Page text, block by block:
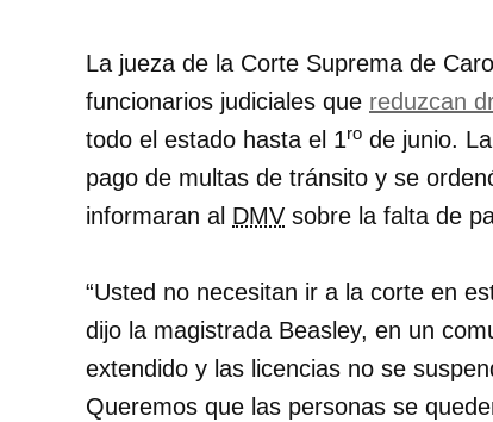
La jueza de la Corte Suprema de
funcionarios judiciales que reduzcan
todo el estado hasta el 1ro de junio.
pago de multas de tránsito y se
informaran al DMV sobre la falta de
Usted no necesitan ir a la corte en
dijo la magistrada Beasley, en un
extendido y las licencias no se
Queremos que las personas se